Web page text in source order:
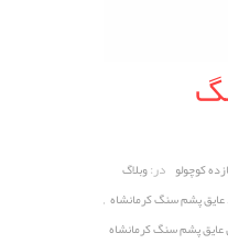
کوچولو در:وبلاگ
پشم سنگ کرمانشاه ,
پشم سنگ کرمانشاه